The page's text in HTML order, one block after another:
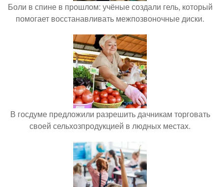
Боли в спине в прошлом: учёные создали гель, который
помогает восстанавливать межпозвоночные диски.
В госдуме предложили разрешить дачникам торговать
своей сельхозпродукцией в людных местах.